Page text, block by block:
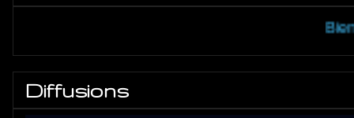
Bienvenue à
Diffusions